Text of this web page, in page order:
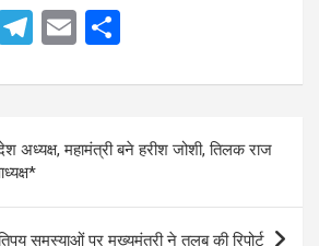
b
T
e
a
m
E
ail ar
e
अध्यक्ष, महामंत्री बने हरीश जोशी, तिलक राज
समस्याओं पर मुख्यमंत्री ने तलब की रिपोर्ट